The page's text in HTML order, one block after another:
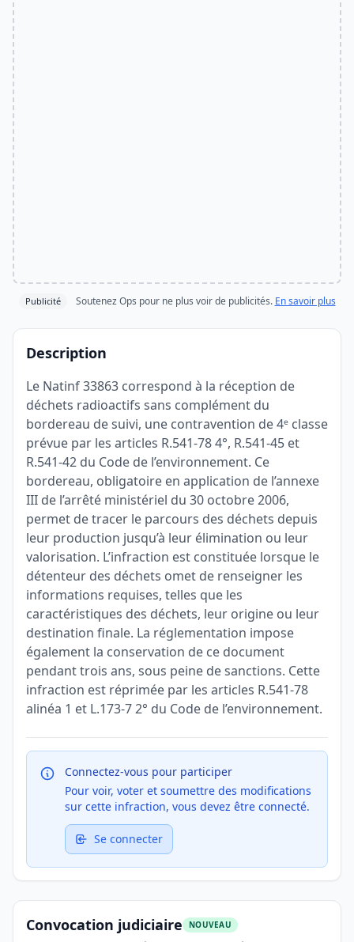
Publicité Soutenez Ops pour ne plus voir de publicités. En savoir plus
Description
Le Natinf 33863 correspond à la réception de
déchets radioactifs sans complément du
bordereau de suivi, une contravention de 4ᵉ classe
prévue par les articles R.541-78 4°, R.541-45 et
R.541-42 du Code de l’environnement. Ce
bordereau, obligatoire en application de l’annexe
III de l’arrêté ministériel du 30 octobre 2006,
permet de tracer le parcours des déchets depuis
leur production jusqu’à leur élimination ou leur
valorisation. L’infraction est constituée lorsque le
détenteur des déchets omet de renseigner les
informations requises, telles que les
caractéristiques des déchets, leur origine ou leur
destination finale. La réglementation impose
également la conservation de ce document
pendant trois ans, sous peine de sanctions. Cette
infraction est réprimée par les articles R.541-78
alinéa 1 et L.173-7 2° du Code de l’environnement.
Connectez-vous pour participer
Pour voir, voter et soumettre des modifications
sur cette infraction, vous devez être connecté.
Se connecter
Convocation judiciaire NOUVEAU